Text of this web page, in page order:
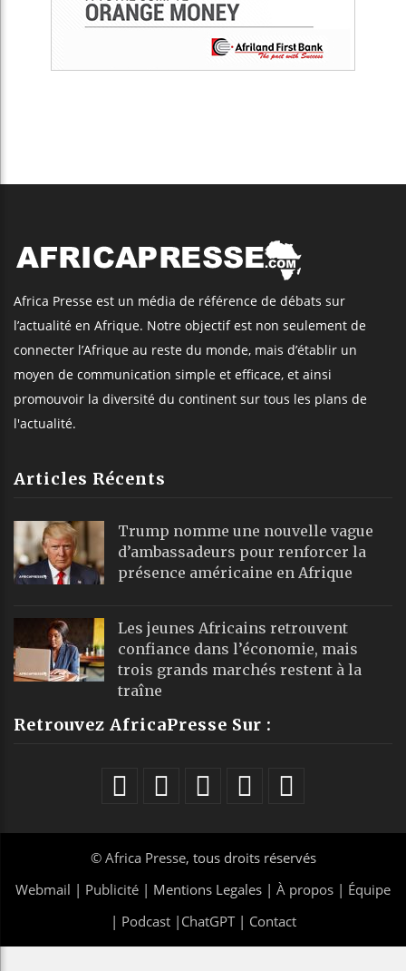
Africa Presse est un média de référence de débats sur
l’actualité en Afrique. Notre objectif est non seulement de
connecter l’Afrique au reste du monde, mais d’établir un
moyen de communication simple et efficace, et ainsi
promouvoir la diversité du continent sur tous les plans de
l'actualité.
Articles Récents
Trump nomme une nouvelle vague
d’ambassadeurs pour renforcer la
présence américaine en Afrique
Les jeunes Africains retrouvent
confiance dans l’économie, mais
trois grands marchés restent à la
traîne
Retrouvez AfricaPresse Sur :
© Africa Presse, tous droits réservés
Webmail | Publicité | Mentions Legales | À propos | Équipe
| Podcast| ChatGPT| Contact